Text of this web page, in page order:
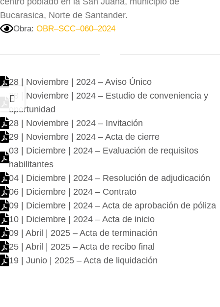
Bucarasica, Norte de Santander.
Obra: OBR–SCC–060–2024
28 | Noviembre | 2024 – Aviso Único
28 | Noviembre | 2024 – Estudio de conveniencia y
oportunidad
28 | Noviembre | 2024 – Invitación
29 | Noviembre | 2024 – Acta de cierre
03 | Diciembre | 2024 – Evaluación de requisitos
habilitantes
04 | Diciembre | 2024 – Resolución de adjudicación
06 | Diciembre | 2024 – Contrato
09 | Diciembre | 2024 – Acta de aprobación de póliza
10 | Diciembre | 2024 – Acta de inicio
09 | Abril | 2025 – Acta de terminación
25 | Abril | 2025 – Acta de recibo final
19 | Junio | 2025 – Acta de liquidación